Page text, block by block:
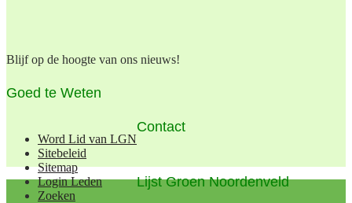
Blijf op de hoogte van ons nieuws!
Goed te Weten
Word Lid van LGN
Sitebeleid
Sitemap
Login Leden
Zoeken
Contact
Lijst Groen Noordenveld